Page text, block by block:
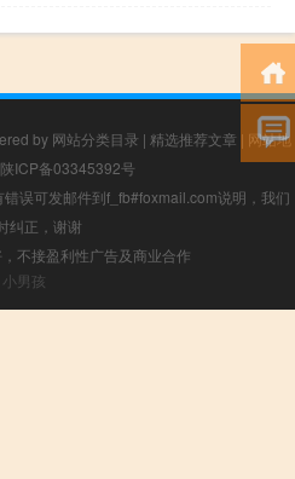
by 网站分类目录 | 精选推荐文章 | 网站地
陕ICP备03345392号
误可发邮件到f_fb#foxmail.com说明，我们
纠正，谢谢
不接盈利性广告及商业合作
小男孩